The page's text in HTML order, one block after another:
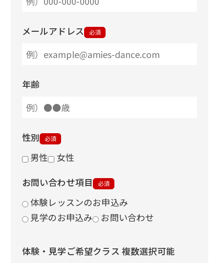
メールアドレス 必須
年齢
性別 必須
男性
女性
お問い合わせ項目 必須
体験レッスンのお申込み
見学のお申込み
お問い合わせ
体験・見学ご希望クラス 複数選択可能